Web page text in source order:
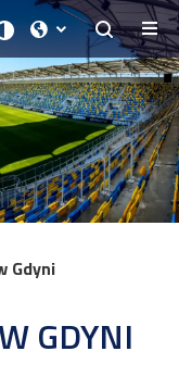
Gdyni
GDYNI